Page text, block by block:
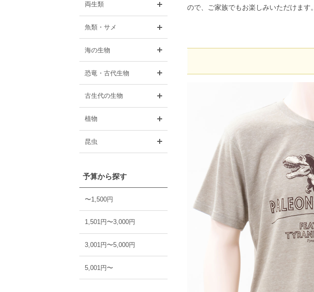
両生類
魚類・サメ
海の生物
恐竜・古代生物
古生代の生物
植物
昆虫
予算から探す
〜1,500円
1,501円〜3,000円
3,001円〜5,000円
5,001円〜
ので、ご家族でもお楽しみいただけます。